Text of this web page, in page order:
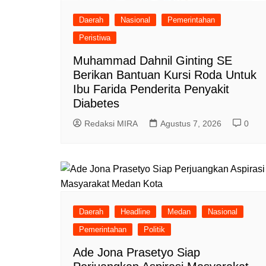
Daerah Nasional
Pemerintahan
Peristiwa
Muhammad Dahnil Ginting SE
Berikan Bantuan Kursi Roda Untuk
Ibu Farida Penderita Penyakit
Diabetes
Redaksi MIRA Agustus 7, 2026 0
Daerah Headline Medan
Nasional
Pemerintahan
Politik
Ade Jona Prasetyo Siap